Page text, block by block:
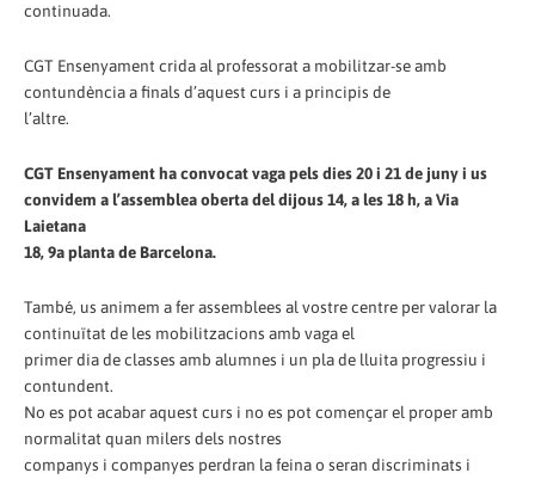
continuada.
CGT Ensenyament crida al professorat a mobilitzar-se amb
contundència a finals d’aquest curs i a principis de
l’altre.
CGT Ensenyament ha convocat vaga pels dies 20 i 21 de juny i us
convidem a l’assemblea oberta del dijous 14, a les 18 h, a Via
Laietana
18, 9a planta de Barcelona.
També, us animem a fer assemblees al vostre centre per valorar la
continuïtat de les mobilitzacions amb vaga el
primer dia de classes amb alumnes i un pla de lluita progressiu i
contundent.
No es pot acabar aquest curs i no es pot començar el proper amb
normalitat quan milers dels nostres
companys i companyes perdran la feina o seran discriminats i